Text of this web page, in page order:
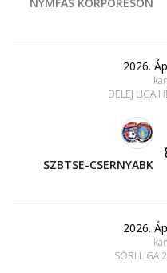
2026.
DELEJ LIGA
SZBTSE-CSERNYABK
2026.
SORI LIGA